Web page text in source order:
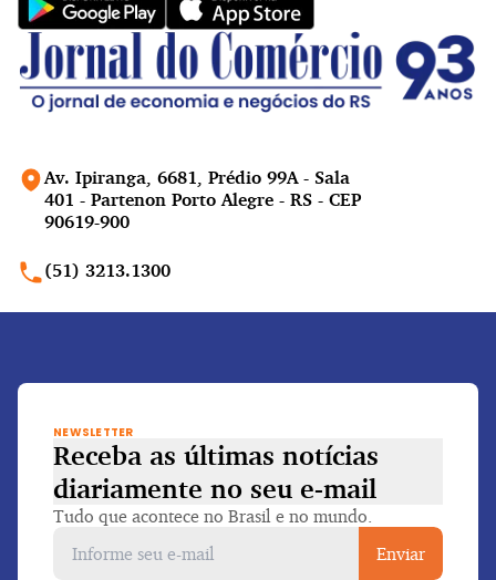
Av. Ipiranga, 6681, Prédio 99A - Sala
401 - Partenon Porto Alegre - RS - CEP
90619-900
(51) 3213.1300
NEWSLETTER
Receba as últimas notícias
diariamente no seu e-mail
Tudo que acontece no Brasil e no mundo.
Enviar